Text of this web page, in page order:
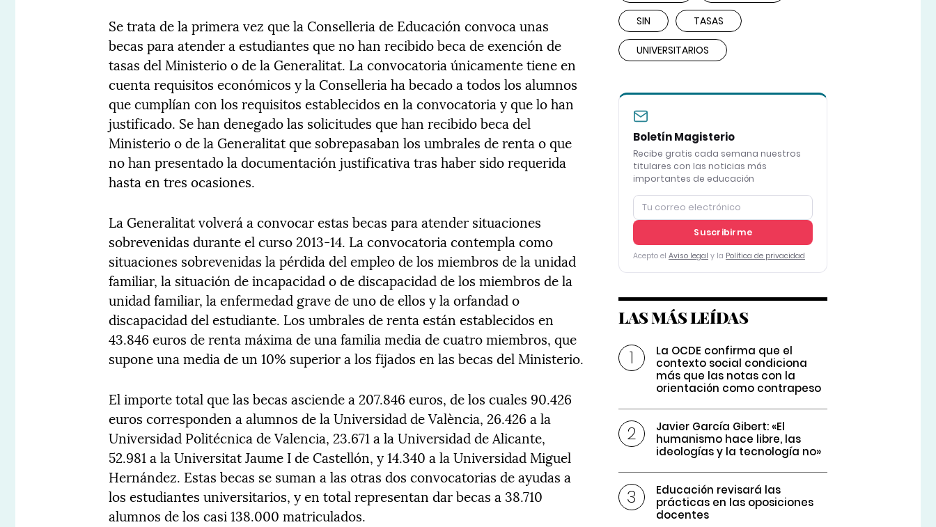
Se trata de la primera vez que la Conselleria de Educación convoca unas
becas para atender a estudiantes que no han recibido beca de exención de
tasas del Ministerio o de la Generalitat. La convocatoria únicamente tiene en
cuenta requisitos económicos y la Conselleria ha becado a todos los alumnos
que cumplían con los requisitos establecidos en la convocatoria y que lo han
justificado. Se han denegado las solicitudes que han recibido beca del
Ministerio o de la Generalitat que sobrepasaban los umbrales de renta o que
no han presentado la documentación justificativa tras haber sido requerida
hasta en tres ocasiones.
La Generalitat volverá a convocar estas becas para atender situaciones
sobrevenidas durante el curso 2013-14. La convocatoria contempla como
situaciones sobrevenidas la pérdida del empleo de los miembros de la unidad
familiar, la situación de incapacidad o de discapacidad de los miembros de la
unidad familiar, la enfermedad grave de uno de ellos y la orfandad o
discapacidad del estudiante. Los umbrales de renta están establecidos en
43.846 euros de renta máxima de una familia media de cuatro miembros, que
supone una media de un 10% superior a los fijados en las becas del Ministerio.
El importe total que las becas asciende a 207.846 euros, de los cuales 90.426
euros corresponden a alumnos de la Universidad de València, 26.426 a la
Universidad Politécnica de Valencia, 23.671 a la Universidad de Alicante,
52.981 a la Universitat Jaume I de Castellón, y 14.340 a la Universidad Miguel
Hernández. Estas becas se suman a las otras dos convocatorias de ayudas a
los estudiantes universitarios, y en total representan dar becas a 38.710
alumnos de los casi 138.000 matriculados.
SIN TASAS
UNIVERSITARIOS
Boletín Magisterio
Recibe gratis cada semana nuestros
titulares con las noticias más
importantes de educación
Suscribirme
Acepto el Aviso legal y la Política de privacidad
LAS MÁS LEÍDAS
La OCDE confirma que el
contexto social condiciona
más que las notas con la
orientación como contrapeso
Javier García Gibert: «El
humanismo hace libre, las
ideologías y la tecnología no»
Educación revisará las
prácticas en las oposiciones
docentes